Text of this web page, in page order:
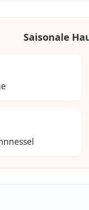
Saisonale